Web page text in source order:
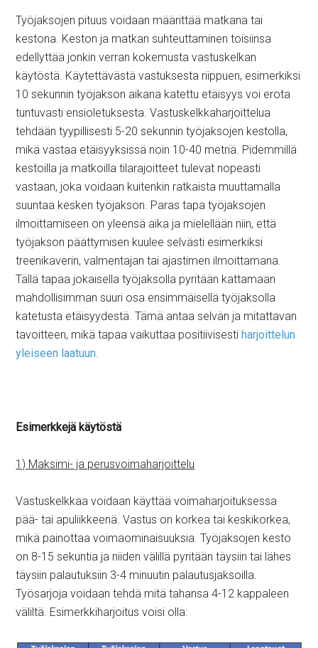
Työjaksojen pituus voidaan määrittää matkana tai
kestona. Keston ja matkan suhteuttaminen toisiinsa
edellyttää jonkin verran kokemusta vastuskelkan
käytöstä. Käytettävästä vastuksesta riippuen, esimerkiksi
10 sekunnin työjakson aikana katettu etäisyys voi erota
tuntuvasti ensioletuksesta. Vastuskelkkaharjoittelua
tehdään tyypillisesti 5-20 sekunnin työjaksojen kestolla,
mikä vastaa etäisyyksissä noin 10-40 metriä. Pidemmillä
kestoilla ja matkoilla tilarajoitteet tulevat nopeasti
vastaan, joka voidaan kuitenkin ratkaista muuttamalla
suuntaa kesken työjakson. Paras tapa työjaksojen
ilmoittamiseen on yleensä aika ja mielellään niin, että
työjakson päättymisen kuulee selvästi esimerkiksi
treenikaverin, valmentajan tai ajastimen ilmoittamana.
Tällä tapaa jokaisella työjaksolla pyritään kattamaan
mahdollisimman suuri osa ensimmäisellä työjaksolla
katetusta etäisyydestä. Tämä antaa selvän ja mitattavan
tavoitteen, mikä tapaa vaikuttaa positiivisestiharjoittelun
yleiseen laatuun.
Esimerkkejä käytöstä
1) Maksimi- ja perusvoimaharjoittelu
Vastuskelkkaa voidaan käyttää voimaharjoituksessa
pää- tai apuliikkeenä. Vastus on korkea tai keskikorkea,
mikä painottaa voimaominaisuuksia. Työjaksojen kesto
on 8-15 sekuntia ja niiden välillä pyritään täysiin tai lähes
täysiin palautuksiin 3-4 minuutin palautusjaksoilla.
Työsarjoja voidaan tehdä mitä tahansa 4-12 kappaleen
väliltä. Esimerkkiharjoitus voisi olla: